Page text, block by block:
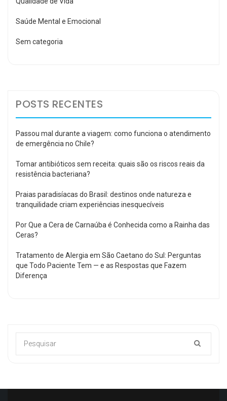
Saúde Mental e Emocional
Sem categoria
POSTS RECENTES
Passou mal durante a viagem: como funciona o atendimento
de emergência no Chile?
Tomar antibióticos sem receita: quais são os riscos reais da
resistência bacteriana?
Praias paradisíacas do Brasil: destinos onde natureza e
tranquilidade criam experiências inesquecíveis
Por Que a Cera de Carnaúba é Conhecida como a Rainha das
Ceras?
Tratamento de Alergia em São Caetano do Sul: Perguntas
que Todo Paciente Tem — e as Respostas que Fazem
Diferença